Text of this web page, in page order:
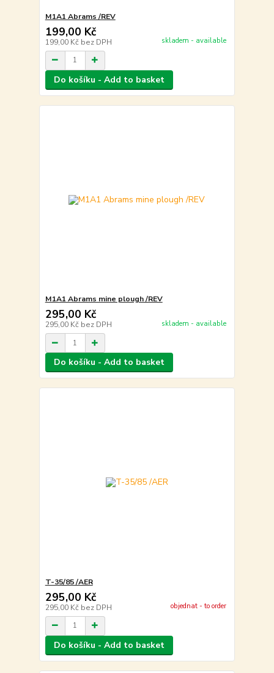
M1A1 Abrams /REV
199,00 Kč
199,00 Kč bez DPH skladem - available
Do košíku - Add to basket
M1A1 Abrams mine plough /REV
295,00 Kč
295,00 Kč bez DPH skladem - available
Do košíku - Add to basket
T-35/85 /AER
295,00 Kč
295,00 Kč bez DPH objednat - to order
Do košíku - Add to basket